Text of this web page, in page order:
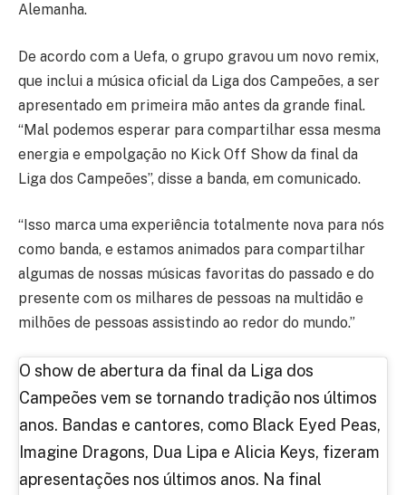
Alemanha.
De acordo com a Uefa, o grupo gravou um novo remix,
que inclui a música oficial da Liga dos Campeões, a ser
apresentado em primeira mão antes da grande final.
“Mal podemos esperar para compartilhar essa mesma
energia e empolgação no Kick Off Show da final da
Liga dos Campeões”, disse a banda, em comunicado.
“Isso marca uma experiência totalmente nova para nós
como banda, e estamos animados para compartilhar
algumas de nossas músicas favoritas do passado e do
presente com os milhares de pessoas na multidão e
milhões de pessoas assistindo ao redor do mundo.”
O show de abertura da final da Liga dos
Campeões vem se tornando tradição nos últimos
anos. Bandas e cantores, como Black Eyed Peas,
Imagine Dragons, Dua Lipa e Alicia Keys, fizeram
apresentações nos últimos anos. Na final